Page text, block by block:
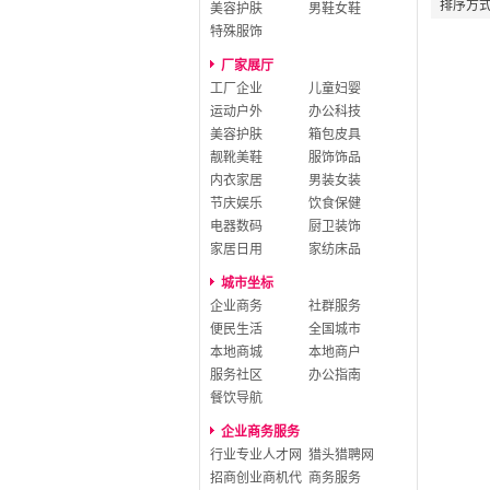
美容护肤
男鞋女鞋
特殊服饰
厂家展厅
工厂企业
儿童妇婴
运动户外
办公科技
美容护肤
箱包皮具
靓靴美鞋
服饰饰品
内衣家居
男装女装
节庆娱乐
饮食保健
电器数码
厨卫装饰
家居日用
家纺床品
城市坐标
企业商务
社群服务
便民生活
全国城市
本地商城
本地商户
服务社区
办公指南
餐饮导航
企业商务服务
行业专业人才网 猎头猎聘网
招商创业商机代 商务服务
排序方